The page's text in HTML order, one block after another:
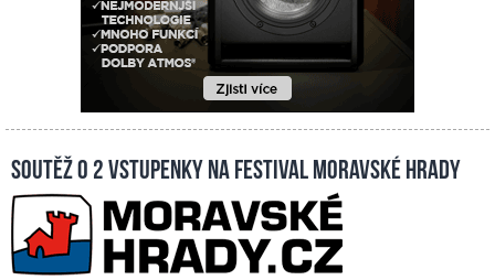
Soutěž o 2 vstupenky na festival Moravské hrady